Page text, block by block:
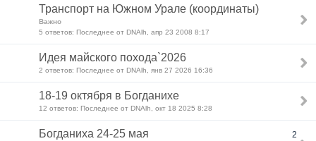
Транспорт на Южном Урале (координаты)
Важно
5 ответов: Последнее от DNAlh, апр 23 2008 8:17
Идея майского похода`2026
2 ответов: Последнее от DNAlh, янв 27 2026 16:36
18-19 октября в Богданихе
12 ответов: Последнее от DNAlh, окт 18 2025 8:28
Богданиха 24-25 мая
2